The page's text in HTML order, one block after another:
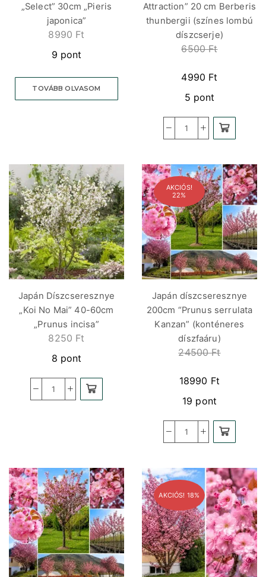
„Select” 30cm „Pieris
japonica”
8990 Ft
9 pont
TOVÁBB OLVASOM
Attraction” 20 cm Berberis
thunbergii (színes lombú
díszcserje)
6500Ft
4990 Ft
5 pont
Japán Díszcseresznye
„Koi No Mai” 40-60cm
„Prunus incisa”
8250 Ft
8 pont
AKCIÓS!
22%
Japán díszcseresznye
200cm “Prunus serrulata
Kanzan” (konténeres
díszfaáru)
24500Ft
18990 Ft
19 pont
AKCIÓS! 18%